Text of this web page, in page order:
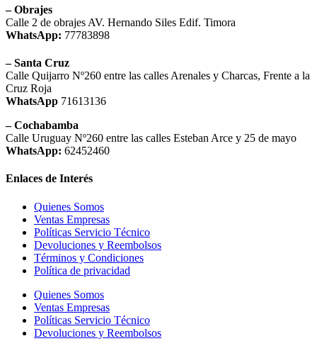
– Obrajes
Calle 2 de obrajes AV. Hernando Siles Edif. Timora
WhatsApp: 77783898
– Santa Cruz
Calle Quijarro Nº260 entre las calles Arenales y Charcas, Frente a la
Cruz Roja
WhatsApp 71613136
– Cochabamba
Calle Uruguay Nº260 entre las calles Esteban Arce y 25 de mayo
WhatsApp: 62452460
Enlaces de Interés
Quienes Somos
Ventas Empresas
Políticas Servicio Técnico
Devoluciones y Reembolsos
Términos y Condiciones
Política de privacidad
Quienes Somos
Ventas Empresas
Políticas Servicio Técnico
Devoluciones y Reembolsos